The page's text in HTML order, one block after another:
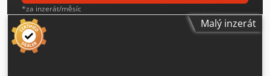
*za inzerát/měsíc
Malý inzerát